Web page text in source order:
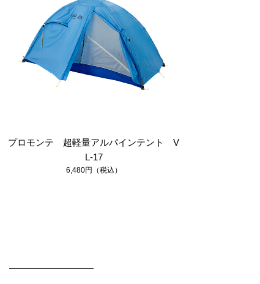
プロモンテ 超軽量アルパインテント V
L-17
6,480円（税込）